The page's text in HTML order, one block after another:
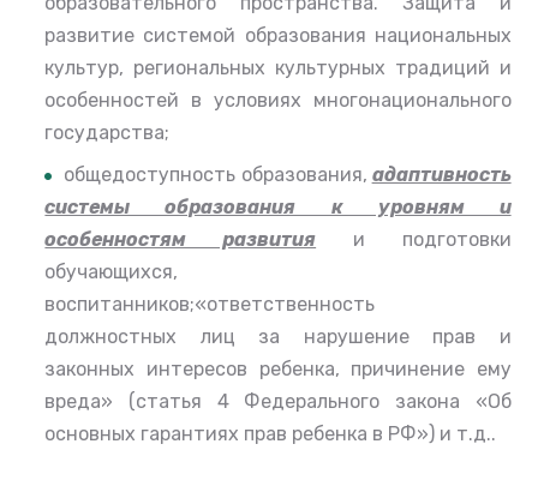
развитие системой образования национальных
культур, региональных культурных традиций и
особенностей в условиях многонационального
государства;
общедоступность образования, адаптивность
системы образования к уровням и
особенностям развития и подготовки
обучающихся,
воспитанников;«ответственность
должностных лиц за нарушение прав и
законных интересов ребенка, причинение ему
вреда» (статья 4 Федерального закона «Об
основных гарантиях прав ребенка в РФ») и т.д..